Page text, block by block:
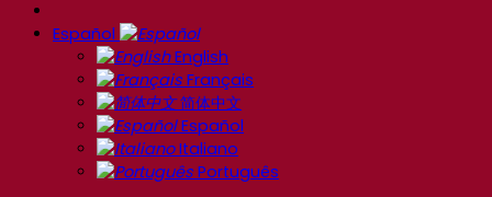
Español
English
Français
简体中文
Español
Italiano
Português